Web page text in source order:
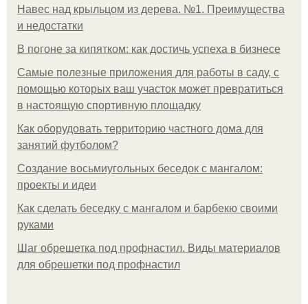
Навес над крыльцом из дерева. №1. Преимущества
и недостатки
В погоне за кипятком: как достичь успеха в бизнесе
Самые полезные приложения для работы в саду, с
помощью которых ваш участок может превратиться
в настоящую спортивную площадку
Как оборудовать территорию частного дома для
занятий футболом?
Создание восьмиугольных беседок с мангалом:
проекты и идеи
Как сделать беседку с мангалом и барбекю своими
руками
Шаг обрешетка под профнастил. Виды материалов
для обрешетки под профнастил